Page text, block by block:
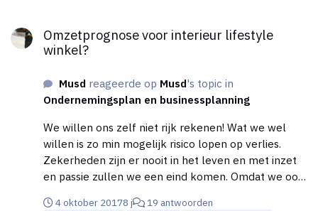
prognose kom, dan moet ik toch weten hoeveel
tafels ik kan verkopen. Wij weten wel degelijk wat
verkopen. Marketingplan is ook meegenomen in het
ondernemingsplan.. Ook wie onze concurrenten zijn
en hoe wij ons tov hun gaan onderscheiden. Maar
niemand kan toch zonder vergelijk of ervaringen
inschatten hoeveel hij of zij gaat verkopen. Ook niet
als ze onze verkoopstrategie weten. Dus met ander
woorden, ook als je weet wat je gaat doen om te
verkopen is een goede prognose zonder
Omzetprognose voor interieur lifestyle
winkel?
Musd reageerde op Musd's topic in
Ondernemingsplan en businessplanning
We willen ons zelf niet rijk rekenen! Wat we wel
willen is zo min mogelijk risico lopen op verlies.
Zekerheden zijn er nooit in het leven en met inzet
en passie zullen we een eind komen. Omdat we ook
4 oktober 20178 j 19 antwoorden